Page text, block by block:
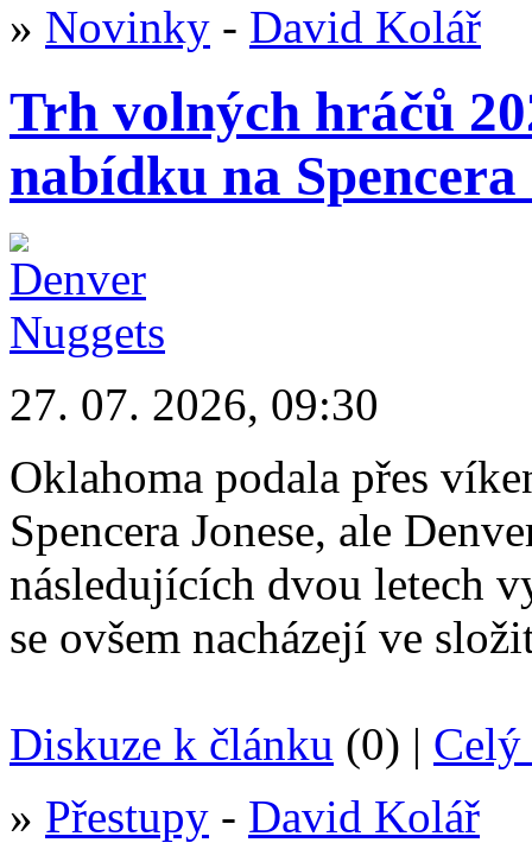
» Novinky - David Kolář
Trh volných hráčů
nabídku na Spencera
27. 07. 2026, 09:30
Oklahoma podala přes
Spencera Jonese, ale
následujících dvou letech
se ovšem nacházejí ve
Diskuze k článku (0) | Celý
» Přestupy - David Kolář